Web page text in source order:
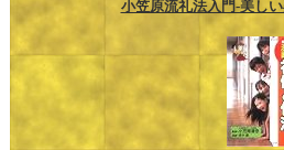
小笠原流礼法入門-美し